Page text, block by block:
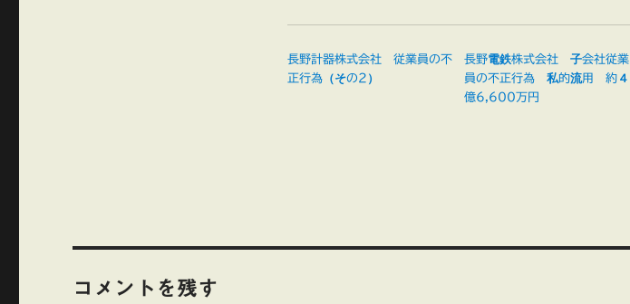
長野計器株式会社 従業員の不
正行為（その2）
長野電鉄株式会社 子会社従業
員の不正行為 私的流用 約４
億6,600万円
コメントを残す